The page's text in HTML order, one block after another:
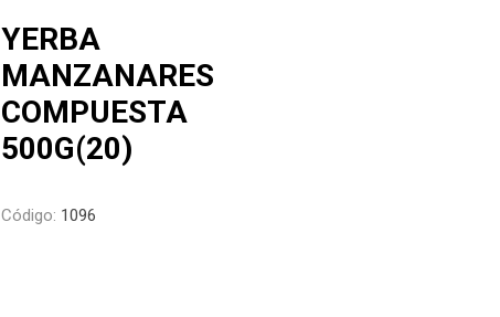
YERBA
MANZANARES
COMPUESTA
500G(20)
Código: 1096